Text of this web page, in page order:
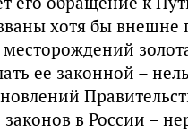
хотя бы внешне
ее законной –
в России –